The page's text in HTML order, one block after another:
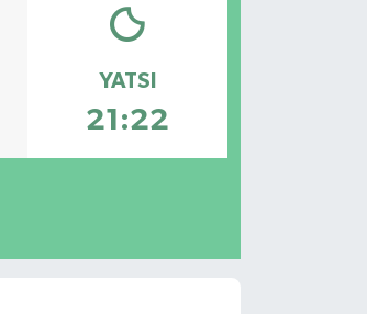
YATSI
21:22